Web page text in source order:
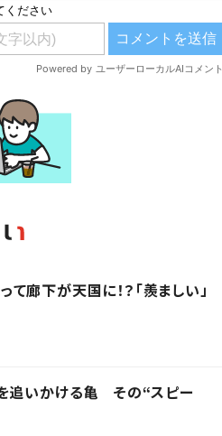
下が天国に！？「羨ましい」
を追いかける亀 その“スピー